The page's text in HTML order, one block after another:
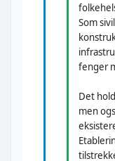
Som
fenger
Det
men